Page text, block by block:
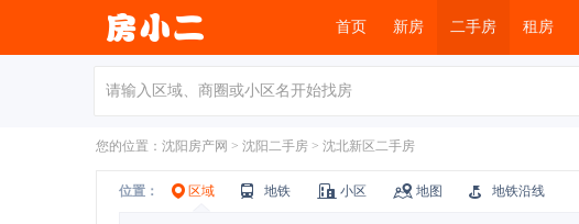
首页 新房 二手房 租房
您的位置： 沈阳房产网 > 沈阳二手房 > 沈北新区二手房
位置： 区域 地铁 小区 地图 地铁沿线